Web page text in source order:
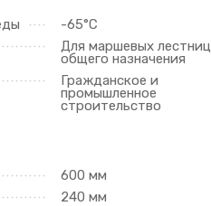
-65°C
Для маршевых лестниц
общего назначения
Гражданское и
промышленное
строительство
600 мм
240 мм